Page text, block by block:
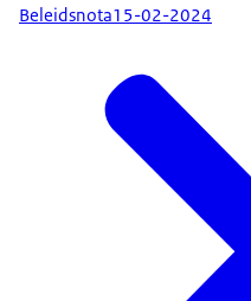
Beleidsnota15-02-2024